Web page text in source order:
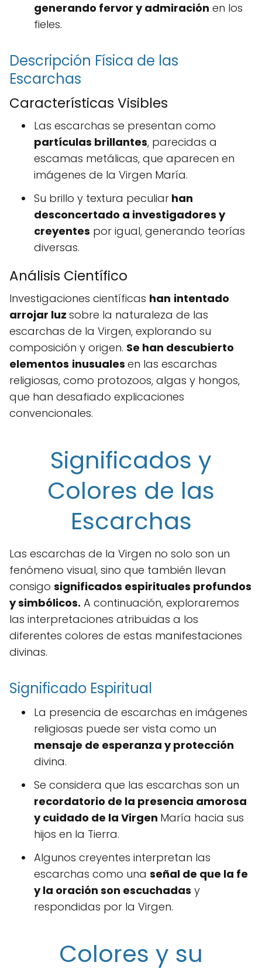
generando fervor y admiración en los
fieles.
Descripción Física de las
Escarchas
Características Visibles
Las escarchas se presentan como
partículas brillantes, parecidas a
escamas metálicas, que aparecen en
imágenes de la Virgen María.
Su brillo y textura peculiar han
desconcertado a investigadores y
creyentes por igual, generando teorías
diversas.
Análisis Científico
Investigaciones científicas han intentado
arrojar luz sobre la naturaleza de las
escarchas de la Virgen, explorando su
composición y origen. Se han descubierto
elementos inusuales en las escarchas
religiosas, como protozoos, algas y hongos,
que han desafiado explicaciones
convencionales.
Significados y
Colores de las
Escarchas
Las escarchas de la Virgen no solo son un
fenómeno visual, sino que también llevan
consigo significados espirituales profundos
y simbólicos. A continuación, exploraremos
las interpretaciones atribuidas a los
diferentes colores de estas manifestaciones
divinas.
Significado Espiritual
La presencia de escarchas en imágenes
religiosas puede ser vista como un
mensaje de esperanza y protección
divina.
Se considera que las escarchas son un
recordatorio de la presencia amorosa
y cuidado de la Virgen María hacia sus
hijos en la Tierra.
Algunos creyentes interpretan las
escarchas como una señal de que la fe
y la oración son escuchadas y
respondidas por la Virgen.
Colores y su